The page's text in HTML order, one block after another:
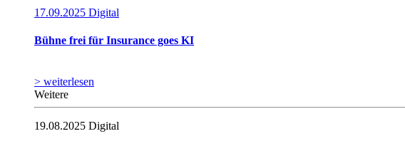
17.09.2025 Digital
Bühne frei für Insurance goes KI
> weiterlesen
Weitere
19.08.2025 Digital